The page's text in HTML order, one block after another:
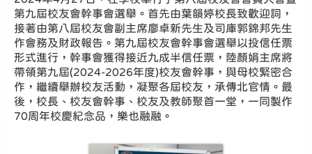
第九屆校友會幹事會選舉。首先由葉韻婷校長致歡迎詞，
接著由第八屆校友會副主席廖卓新先生及司庫郭錦邦先生
作會務及財政報告。第九屆校友會幹事會選舉以投信任票
形式進行，幹事會獲得接近九成半信任票，陸顏娟主席將
帶領第九屆(2024-2026年度)校友會幹事，與母校緊密合
作，繼續舉辦校友活動，凝聚各屆校友，承傳北官情。最
後，校長、校友會幹事、校友及教師聚首一堂，一同製作
70周年校慶紀念品，樂也融融。